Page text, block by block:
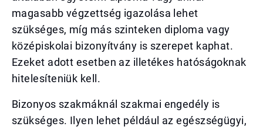
magasabb végzettség igazolása lehet
szükséges, míg más szinteken diploma vagy
középiskolai bizonyítvány is szerepet kaphat.
Ezeket adott esetben az illetékes hatóságoknak
hitelesíteniük kell.
Bizonyos szakmáknál szakmai engedély is
szükséges. Ilyen lehet például az egészségügyi,